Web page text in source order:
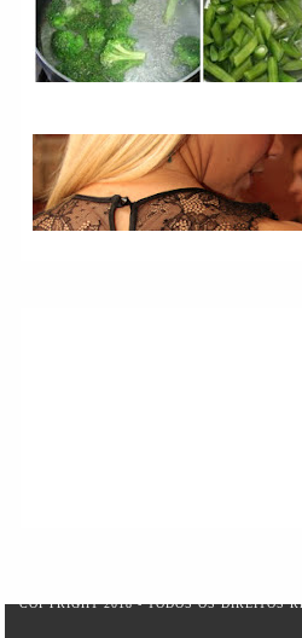
COPYRIGHT 2018 - TODOS OS DIREITOS